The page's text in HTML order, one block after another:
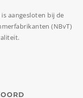
aangesloten bij de
(NBvT)